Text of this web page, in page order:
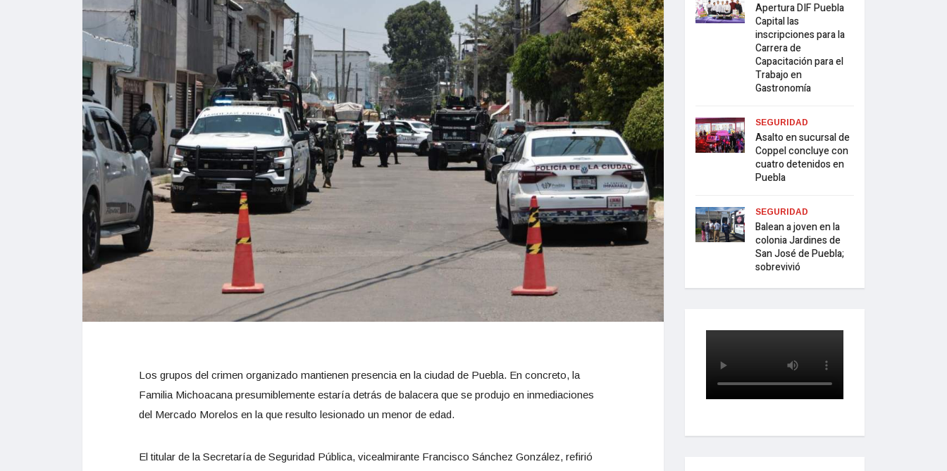
Los grupos del crimen organizado mantienen presencia en la ciudad de Puebla. En concreto, la
Familia Michoacana presumiblemente estaría detrás de balacera que se produjo en inmediaciones
del Mercado Morelos en la que resulto lesionado un menor de edad.
El titular de la Secretaría de Seguridad Pública, vicealmirante Francisco Sánchez González, refirió
Apertura DIF Puebla
Capital las
inscripciones para la
Carrera de
Capacitación para el
Trabajo en
Gastronomía
SEGURIDAD
Asalto en sucursal de
Coppel concluye con
cuatro detenidos en
Puebla
SEGURIDAD
Balean a joven en la
colonia Jardines de
San José de Puebla;
sobrevivió